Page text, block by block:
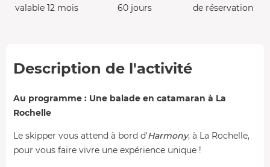
valable 12 mois
60 jours
de réservation
Description de l'activité
Au programme : Une balade en catamaran à La
Rochelle
Le skipper vous attend à bord d'Harmony, à La Rochelle,
pour vous faire vivre une expérience unique !